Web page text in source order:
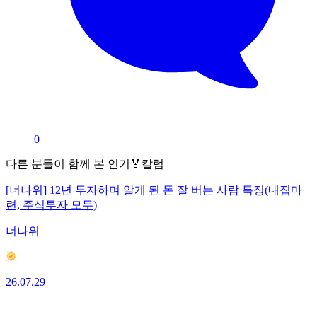
0
다른 분들이 함께 본 인기🏅칼럼
[너나위] 12년 투자하며 알게 된 돈 잘 버는 사람 특징(내집마
련, 주식투자 모두)
너나위
26.07.29